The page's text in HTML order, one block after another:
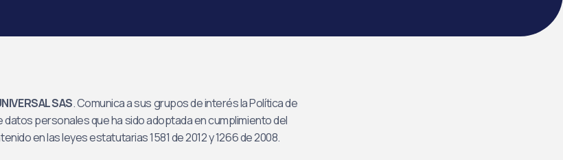
SAS. Comunica a sus grupos de interés la Política de
datos personales que ha sido adoptada en cumplimiento del
en las leyes estatutarias 1581 de 2012 y 1266 de 2008.